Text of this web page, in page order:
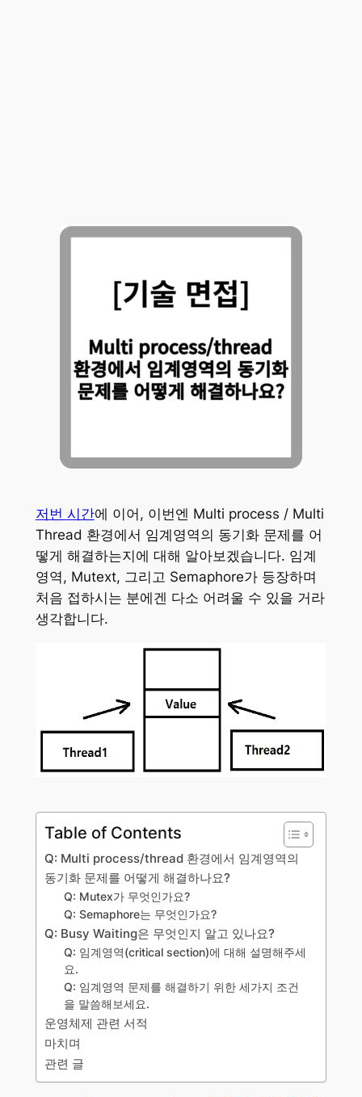
저번 시간에 이어, 이번엔 Multi process / Multi
Thread 환경에서 임계영역의 동기화 문제를 어
떻게 해결하는지에 대해 알아보겠습니다. 임계
영역, Mutext, 그리고 Semaphore가 등장하며
처음 접하시는 분에겐 다소 어려울 수 있을 거라
생각합니다.
Table of Contents
Q: Multi process/thread 환경에서 임계영역의
동기화 문제를 어떻게 해결하나요?
Q: Mutex가 무엇인가요?
Q: Semaphore는 무엇인가요?
Q: Busy Waiting은 무엇인지 알고 있나요?
Q: 임계영역(critical section)에 대해 설명해주세
요.
Q: 임계영역 문제를 해결하기 위한 세가지 조건
을 말씀해보세요.
운영체제 관련 서적
마치며
관련 글